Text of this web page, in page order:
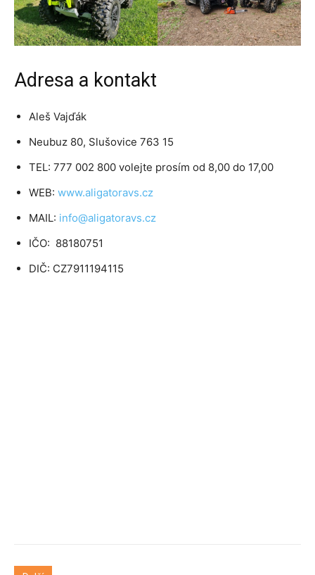
Adresa a kontakt
Aleš Vajďák
Neubuz 80, Slušovice 763 15
TEL: 777 002 800 volejte prosím od 8,00 do 17,00
WEB: www.aligatoravs.cz
MAIL: info@aligatoravs.cz
IČO: 88180751
DIČ: CZ7911194115